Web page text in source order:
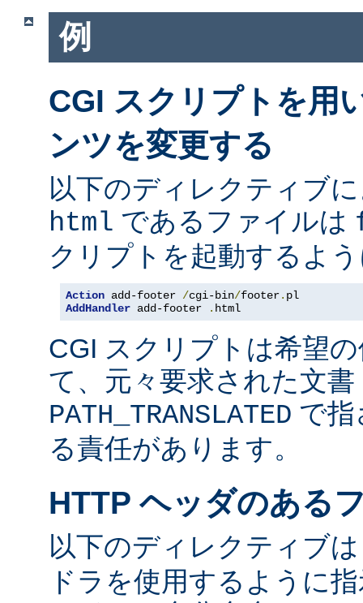
例
CGI スクリプトを用
ンツを変更する
以下のディレクティブ
html であるファイルは
クリプトを起動するよ
Action add-footer /cgi-bin/footer.
AddHandler add-footer . html
CGI スクリプトは希望
て、元々要求された文書
PATH_TRANSLATED で指
る責任があります。
HTTP ヘッダのある
以下のディレクティブ
ドラを使用するように